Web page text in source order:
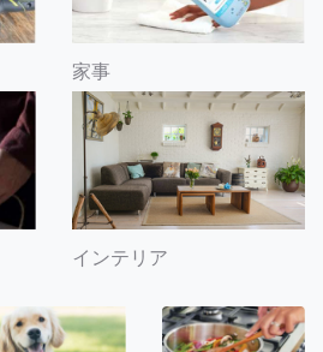
家事
インテリア